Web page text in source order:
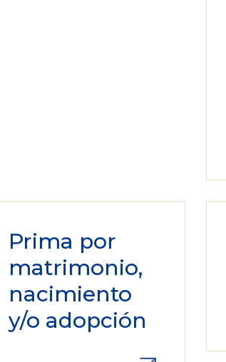
Prima por
matrimonio,
nacimiento
y/o adopción